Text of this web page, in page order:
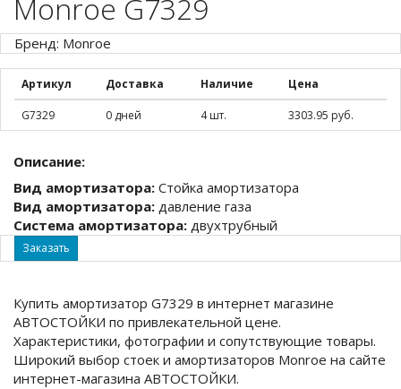
Monroe G7329
Бренд: Monroe
Артикул Доставка Наличие Цена
G7329 0 дней 4 шт. 3303.95 руб.
Описание:
Вид амортизатора: Стойка амортизатора
Вид амортизатора: давление газа
Система амортизатора: двухтрубный
Заказать
Купить амортизатор G7329 в интернет магазине
АВТОСТОЙКИ по привлекательной цене.
Характеристики, фотографии и сопутствующие товары.
Широкий выбор стоек и амортизаторов Monroe на сайте
интернет-магазина АВТОСТОЙКИ.